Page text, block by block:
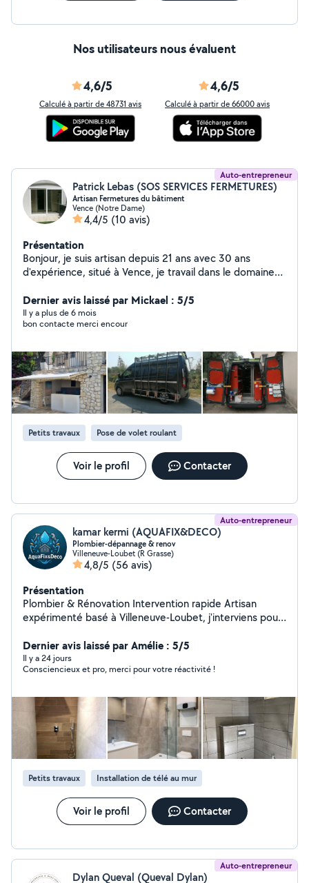
Nos utilisateurs nous évaluent
4,6/5
Calculé à partir de 48731 avis
4,6/5
Calculé à partir de 66000 avis
Auto-entrepreneur
Patrick Lebas (SOS SERVICES FERMETURES)
Artisan Fermetures du bâtiment
Vence (Notre Dame)
4,4/5 (10 avis)
Présentation
Bonjour, je suis artisan depuis 21 ans avec 30 ans
d'expérience, situé à Vence, je travail dans le domaine
volets roulant - serrures de portes - roulettes de
fenêtres coulissantes aluminium - Moustiquaires...
Produits de qualités et fournisseurs de la région.
Dernier avis laissé par Mickael : 5/5
Il y a plus de 6 mois
bon contacte merci encour
Petits travaux Pose de volet roulant
Voir le profil Contacter
Auto-entrepreneur
kamar kermi (AQUAFIX&DECO)
Plombier-dépannage & renov
Villeneuve-Loubet (R Grasse)
4,8/5 (56 avis)
Présentation
Plombier & Rénovation Intervention rapide Artisan
expérimenté basé à Villeneuve-Loubet, j'interviens pour
peinture, en dépannage comme en projet complet.
Plomberie : Recherche et réparation de fuites
Remplacement chauffe-eau Installation sanitaire
salle de bain Pose meuble vasque / WC Travaux de
peinture soignés Petits travaux d'aménagement Mes
engagements : Intervention rapide Travail propre et
soigné Matériel professionnel Devis clair avant travaux
Sérieux, ponctuel et transparent. Je m'adapte à vos
besoins et à votre budget. Disponible et réactif.
Dernier avis laissé par Amélie : 5/5
Il y a 24 jours
Consciencieux et pro, merci pour votre réactivité !
Petits travaux Installation de télé au mur
Voir le profil Contacter
Auto-entrepreneur
Dylan Queval (Queval Dylan)